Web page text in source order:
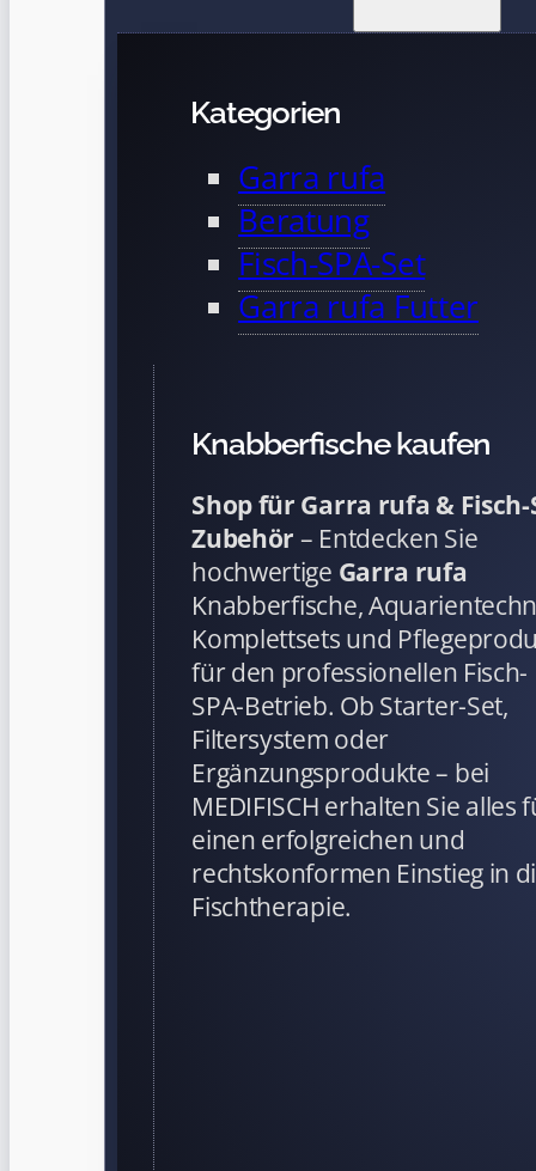
Kategorien
Garra rufa
Beratung
Fisch-SPA-Set
Garra rufa Futter
Knabberfische kaufen
Shop für Garra rufa & Fisch-
Zubehör – Entdecken Sie
hochwertige Garra rufa
Knabberfische,
Komplettsets und
für den professionellen Fisch-
SPA-Betrieb. Ob Starter-Set,
Filtersystem oder
Ergänzungsprodukte – bei
MEDIFISCH erhalten Sie alles
einen erfolgreichen und
rechtskonformen Einstieg in
Fischtherapie.